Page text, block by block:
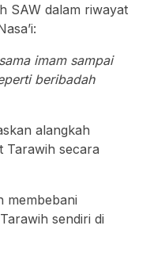
SAW dalam riwayat
imam sampai
beribadah
alangkah
Tarawih secara
membebani
sendiri di